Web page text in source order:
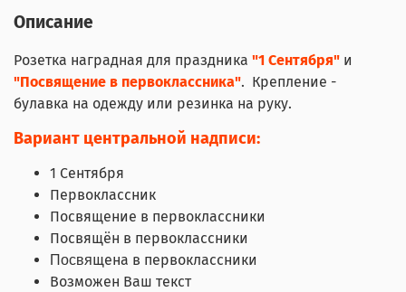
Описание
Розетка наградная для праздника "1 Сентября" и
"Посвящение в первоклассника". Крепление -
булавка на одежду или резинка на руку.
Вариант центральной надписи:
1 Сентября
Первоклассник
Посвящение в первоклассники
Посвящён в первоклассники
Посвящена в первоклассники
Возможен Ваш текст